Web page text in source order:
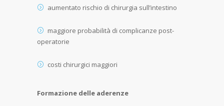
aumentato rischio di chirurgia sull’intestino
maggiore probabilità di complicanze post-
operatorie
costi chirurgici maggiori
Formazione delle aderenze